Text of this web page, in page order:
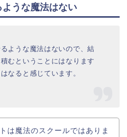
うな魔法はない
ような魔法はないので、結
むということにはなります
なると感じています。
は魔法のスクールではありま